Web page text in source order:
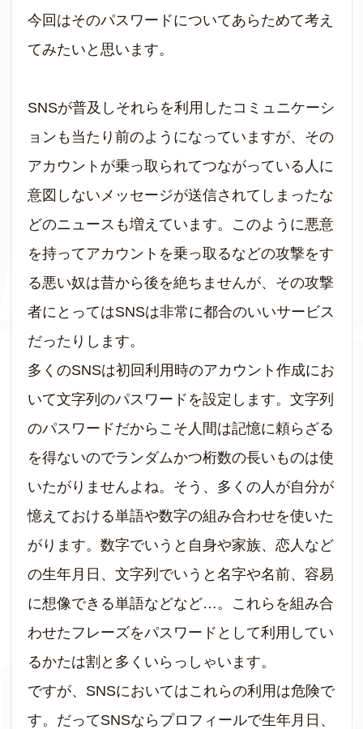
今回はそのパスワードについてあらためて考え
てみたいと思います。
SNSが普及しそれらを利用したコミュニケーシ
ョンも当たり前のようになっていますが、その
アカウントが乗っ取られてつながっている人に
意図しないメッセージが送信されてしまったな
どのニュースも増えています。このように悪意
を持ってアカウントを乗っ取るなどの攻撃をす
る悪い奴は昔から後を絶ちませんが、その攻撃
者にとってはSNSは非常に都合のいいサービス
だったりします。
多くのSNSは初回利用時のアカウント作成にお
いて文字列のパスワードを設定します。文字列
のパスワードだからこそ人間は記憶に頼らざる
を得ないのでランダムかつ桁数の長いものは使
いたがりませんよね。そう、多くの人が自分が
憶えておける単語や数字の組み合わせを使いた
がります。数字でいうと自身や家族、恋人など
の生年月日、文字列でいうと名字や名前、容易
に想像できる単語などなど…。これらを組み合
わせたフレーズをパスワードとして利用してい
るかたは割と多くいらっしゃいます。
ですが、SNSにおいてはこれらの利用は危険で
す。だってSNSならプロフィールで生年月日、